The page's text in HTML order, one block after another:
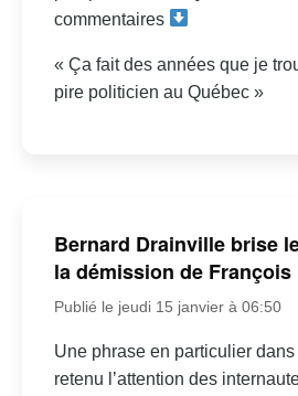
commentaires
« Ça fait des années que je
pire politicien au Québec »
Bernard Drainville brise
la démission de François
Publié le jeudi 15 janvier à 06:50
Une phrase en particulier
retenu l’attention des